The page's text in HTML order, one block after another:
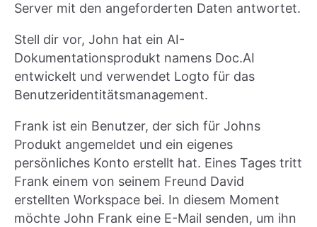
Server mit den angeforderten Daten antwortet.
Stell dir vor, John hat ein AI-
Dokumentationsprodukt namens Doc.AI
entwickelt und verwendet Logto für das
Benutzeridentitätsmanagement.
Frank ist ein Benutzer, der sich für Johns
Produkt angemeldet und ein eigenes
persönliches Konto erstellt hat. Eines Tages tritt
Frank einem von seinem Freund David
erstellten Workspace bei. In diesem Moment
möchte John Frank eine E-Mail senden, um ihn